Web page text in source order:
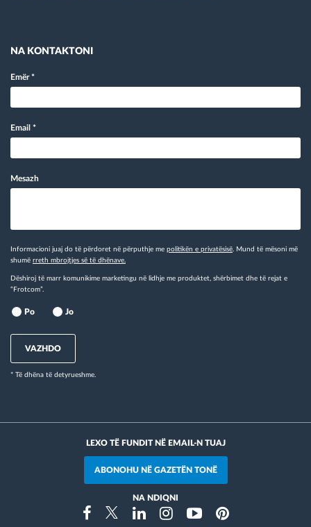
NA KONTAKTONI
Emër*
Email *
Mesazh
Informacioni juaj do të përdoret në përputhje me politikën e privatësisë . Mund të mësoni më
shumë rreth mbrojtjes së të dhënave.
Dëshiroj të marr komunikime marketingu në lidhje me produktet, shërbimet dhe të rejat e
“Frotcom”.
Po Jo
VAZHDO
* Të dhëna të detyrueshme.
LEXO TË FUNDIT NË EMAIL-N TUAJ
ABONOHU NË GAZETËN TONË
NA NDIQNI
FacebookTwitterLinkedinInstragramYoutubePinterest